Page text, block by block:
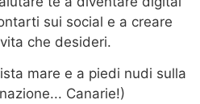
sui social e a creare
che desideri.
mare e a piedi nudi sulla
Canarie!)